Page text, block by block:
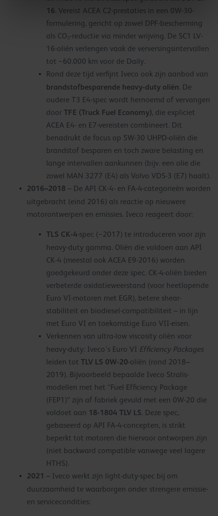
16. Vereist ACEA C2-prestaties in een 0W-30-
formulering, gericht op zowel DPF-bescherming
als CO₂-reductie via minder wrijving. De SC1 LV-
16-oliën verlengen vaak de verversingsintervallen
tot ~60.000 km voor de Daily.
Rond deze tijd verfijnt Iveco ook zijn aanbod van
brandstofbesparende heavy-duty oliën. De
oudere T3 E4-spec wordt hernoemd of vervangen
door TFE (Truck Fuel Economy), die expliciet
ACEA E4- en E7-vereisten combineert. Dit
benadrukt de focus op 5W-30 UHPD-oliën die
brandstof besparen en toch zware belasting en
lange intervallen aankunnen (bijv. een olie die
zowel MAN 3277 (E4) als Volvo VDS-3 (E7) haalt).
2016–2018 – De API CK-4- en FA-4-categorieën worden
uitgebracht (eind 2016) als reactie op nieuwere
motorontwerpen en emissies. Iveco reageert door:
TLS CK-4-spec (~2017) te introduceren voor zijn
heavy-duty gamma. Oliën die voldoen aan API
CK-4 (meestal ook ACEA E9-2016) worden
goedgekeurd onder deze spec. CK-4-oliën bieden
verbeterde oxidatieweerstand (voor heetlopende
Euro VI-motoren met EGR), betere shear-
stabiliteit en biodiesel-compatibiliteit – in lijn
met Euro VI en toekomstige Euro VII-eisen.
Verkennen van ultra-low viscosity oliën voor
heavy-duty: Iveco’s Euro VI Efficiency Packages
leiden tot TLV LS 0W-20-oliën (rond 2018–
2019). Bijvoorbeeld bepaalde Iveco Stralis-
modellen met het “Fuel Efficiency Package
(FEP1)” zijn af fabriek gevuld met een 0W-20 die
voldoet aan 18-1804 TLV LS. Deze spec,
gebaseerd op API FA-4-concepten, is strikt
beperkt tot motoren die hiervoor ontworpen zijn
(niet backward compatible vanwege veel lagere
HTHS).
2021 – Iveco werkt zijn light-duty-spec bij om
duurzaamheid te waarborgen onder strengere emissie-
en servicecondities: